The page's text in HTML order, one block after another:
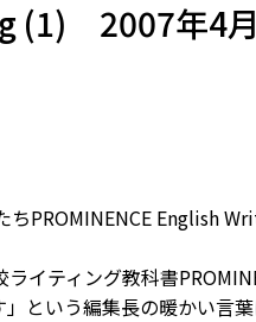
(1) 2007年4
PROMINENCE English
イティング教科書
という編集長の暖かい言